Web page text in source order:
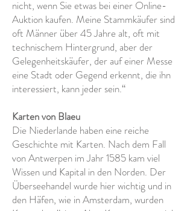
nicht, wenn Sie etwas bei einer Online-
Auktion kaufen. Meine Stammkäufer sind
oft Männer über 45 Jahre alt, oft mit
technischem Hintergrund, aber der
Gelegenheitskäufer, der auf einer Messe
eine Stadt oder Gegend erkennt, die ihn
interessiert, kann jeder sein.“
Karten von Blaeu
Die Niederlande haben eine reiche
Geschichte mit Karten. Nach dem Fall
von Antwerpen im Jahr 1585 kam viel
Wissen und Kapital in den Norden. Der
Überseehandel wurde hier wichtig und in
den Häfen, wie in Amsterdam, wurden